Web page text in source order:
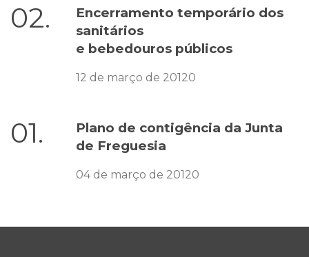
02.
Encerramento temporário dos
sanitários
e bebedouros públicos
12 de março de 20120
01.
Plano de contigência da Junta
de Freguesia
04 de março de 20120